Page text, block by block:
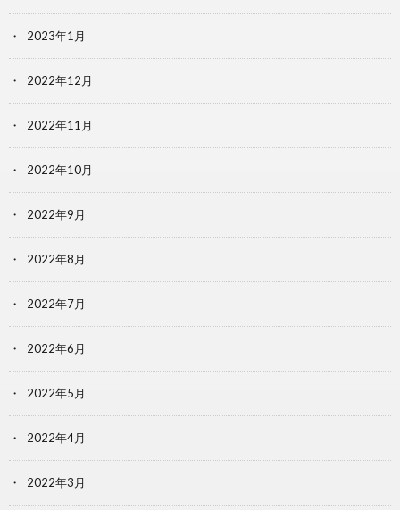
2023年1月
2022年12月
2022年11月
2022年10月
2022年9月
2022年8月
2022年7月
2022年6月
2022年5月
2022年4月
2022年3月